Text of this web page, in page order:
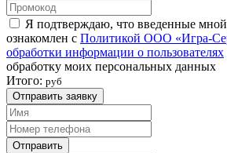
Я подтверждаю, что введенные
ознакомлен с Политикой ООО «Игра-
обработки информации о пользователях
обработку моих персональных данных
Итого: руб
Отправить заявку
Отправить